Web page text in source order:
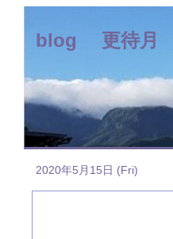
blog 更待月
2020年5月15日 (Fri)